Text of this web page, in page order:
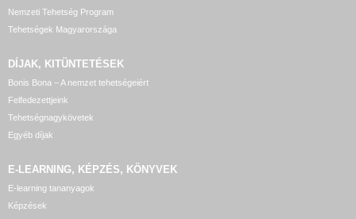
Nemzeti Tehetség Program
Tehetségek Magyarországa
DÍJAK, KITÜNTETÉSEK
Bonis Bona – A nemzet tehetségeiért
Felfedezettjeink
Tehetségnagykövetek
Egyéb díjak
E-LEARNING, KÉPZÉS, KÖNYVEK
E-learning tananyagok
Képzések